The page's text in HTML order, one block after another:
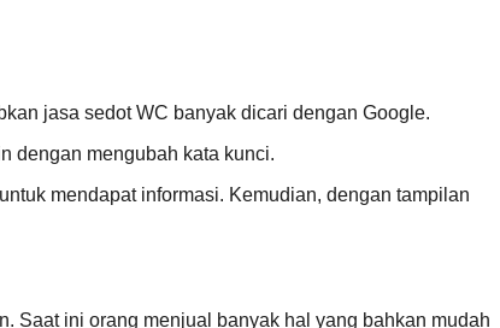
jasa sedot WC banyak dicari dengan Google.
dengan mengubah kata kunci.
mendapat informasi. Kemudian, dengan tampilan
Saat ini orang menjual banyak hal yang bahkan mudah